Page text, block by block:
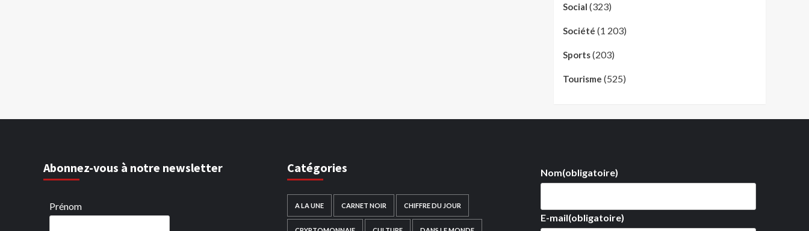
Social (323)
Société (1 203)
Sports(203)
Tourisme (525)
Abonnez-vous à notre newsletter
Prénom
Catégories
A LA UNE CARNET NOIR CHIFFRE DU JOUR
Nom(obligatoire)
E-mail(obligatoire)